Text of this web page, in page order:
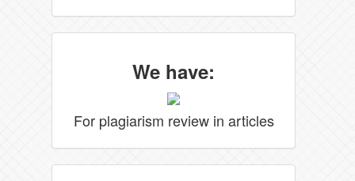
We have:
For plagiarism review in articles